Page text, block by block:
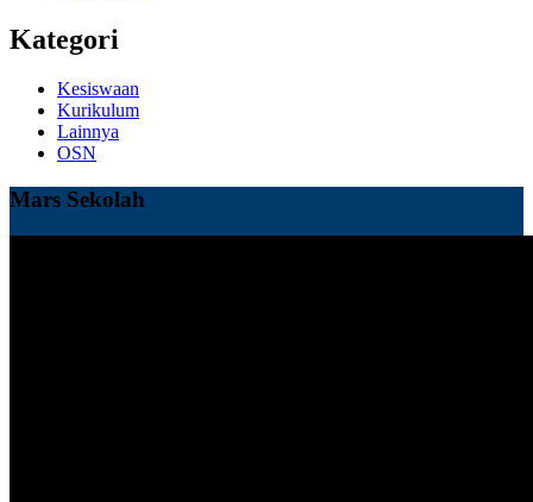
Kategori
Kesiswaan
Kurikulum
Lainnya
OSN
Mars Sekolah